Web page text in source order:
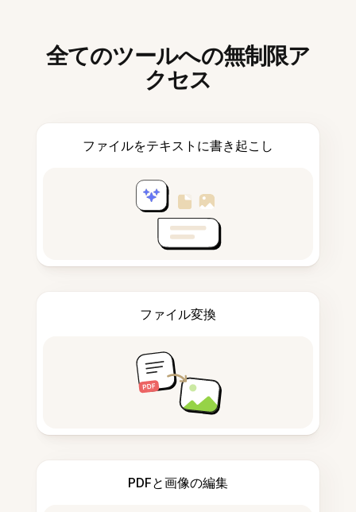
全てのツールへの無制限ア
クセス
ファイルをテキストに書き起こし
ファイル変換
PDFと画像の編集